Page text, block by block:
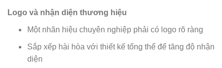
Logo và nhận diện thương hiệu
Một nhãn hiệu chuyên nghiệp phải có logo rõ ràng
Sắp xếp hài hòa với thiết kế tổng thể để tăng độ nhận
diện